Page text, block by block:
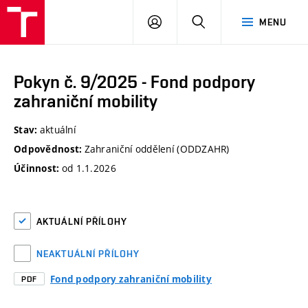
MENU
PŘIHLÁSIT
Pokyn č. 9/2025 - Fond podpory
zahraniční mobility
Stav: aktuální
Odpovědnost: Zahraniční oddělení (ODDZAHR)
Účinnost: od 1.1.2026
AKTUÁLNÍ PŘÍLOHY
NEAKTUÁLNÍ PŘÍLOHY
PDF Fond podpory zahraniční mobility